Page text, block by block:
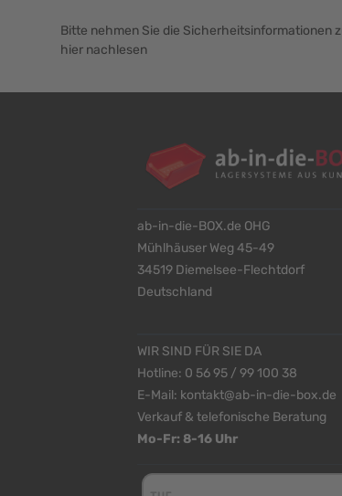
Bitte nehmen Sie die Sicherheitsinformationen
hier nachlesen
ab-in-die-BOX.de OHG
Mühlhäuser Weg 45-49
34519 Diemelsee-Flechtdorf
Deutschland
WIR SIND FÜR SIE DA
Hotline: 0 56 95 / 99 100 38
E-Mail: kontakt@ab-in-die-box.de
Verkauf & telefonische Beratung
Mo-Fr: 8-16 Uhr